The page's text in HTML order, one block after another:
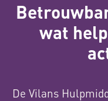
wat
De Vilans